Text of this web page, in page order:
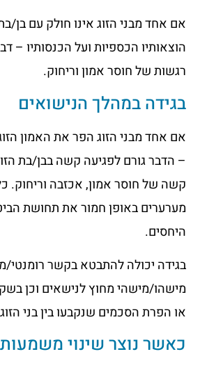
אם אחד מבני הזוג אינו חולק עם בן/
הוצאותיו הכספיות ועל הכנסותיו –
רגשות של חוסר אמון וריחוק.
בגידה במהלך הנישואים
אם אחד מבני הזוג הפר את האמון
– הדבר גורם לפגיעה קשה בבן/בת
קשה של חוסר אמון, אכזבה וריחוק.
מערערים באופן חמור את תחושת
היחסים.
בגידה יכולה להתבטא בקשר רומנטי/
מישהו/מישהי מחוץ לנישאים וכן
או הפרת הסכמים שנקבעו בין בני
כאשר נוצר שינוי